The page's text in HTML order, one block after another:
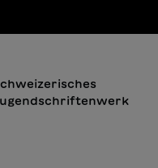
springen